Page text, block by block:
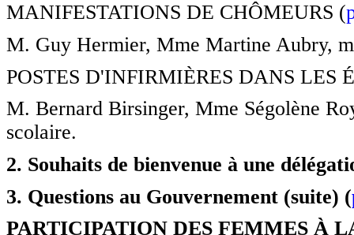
MANIFESTATIONS DE CHÔMEURS (
M. Guy Hermier, Mme Martine Aubry,
POSTES D'INFIRMIÈRES DANS LES
M. Bernard Birsinger, Mme Ségolène
scolaire.
2. Souhaits de bienvenue à une
3. Questions au Gouvernement (suite) (
PARTICIPATION DES FEMMES À